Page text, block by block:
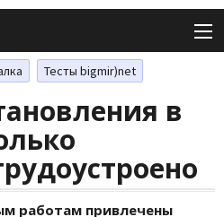
Тесты bigmir)net
в
работам привлечены